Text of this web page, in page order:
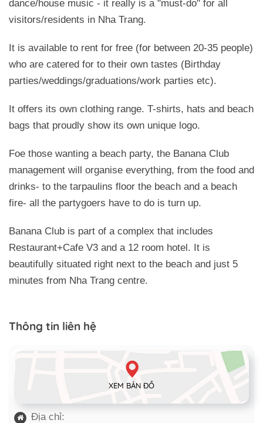
dance/house music - it really is a "must-do" for all
visitors/residents in Nha Trang.
It is available to rent for free (for between 20-35 people)
who are catered for to their own tastes (Birthday
parties/weddings/graduations/work parties etc).
It offers its own clothing range. T-shirts, hats and beach
bags that proudly show its own unique logo.
Foe those wanting a beach party, the Banana Club
management will organise everything, from the food and
drinks- to the tarpaulins floor the beach and a beach
fire- all the partygoers have to do is turn up.
Banana Club is part of a complex that includes
Restaurant+Cafe V3 and a 12 room hotel. It is
beautifully situated right next to the beach and just 5
minutes from Nha Trang centre.
Thông tin liên hệ
XEM BẢN ĐỒ
Địa chỉ: